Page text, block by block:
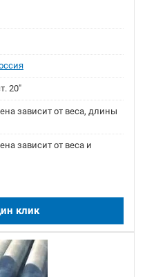
20"
зависит от веса, длины
зависит от веса и
клик